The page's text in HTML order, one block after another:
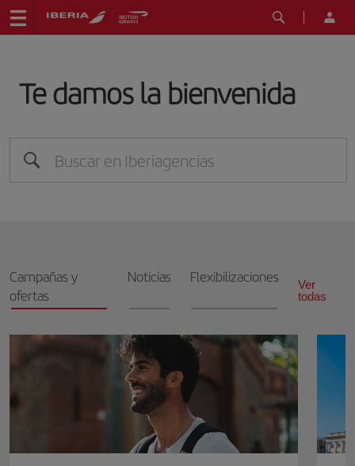
Te damos la bienvenida
Campañas y
ofertas
Noticias Flexibilizaciones
Ver
todas